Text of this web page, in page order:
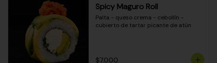
Spicy Maguro Roll
Palta - queso crema - cebollín -
cubierto de tartar picante de atún
$7.000